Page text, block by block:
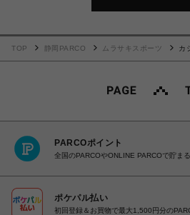
TOP 静岡PARCO ムラサキスポーツ
カ
PARCOポイント
全国のPARCOやONLINE PARCOで貯ま
ポケパル払い
初回登録＆お買物で最大1,500円分の